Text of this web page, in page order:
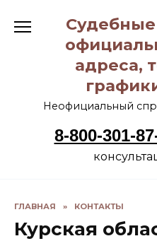
содержанию
адреса,
Неофициальный
8-800-301-
ГЛАВНАЯ » КОНТАКТЫ
Курская